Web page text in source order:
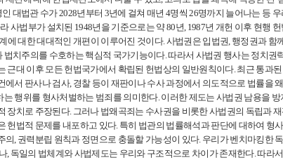
대법관 수가 2028년부터 3년에 걸쳐 매년 4명씩 26명까지 늘어나는 등
사법부가 설치된 1948년을 기준으로는 약 80년, 1987년 개헌 이후 현행
에 대한 대대적인 개편이 이루어진 것이다. 사법권은 입법권, 행정권과 함
치주의를 수호하는 핵심적 국가기능이다. 따라서 사법권 행사는 정치권
근대 이후 모든 헌법국가에서 확립된 헌법상의 일반원칙이다. 최근 통과된
에서 판사나 검사, 경찰 등이 재판이나 수사 과정에서 의도적으로 법률을
행위를 형사처벌하는 범죄를 의미한다. 이러한 제도는 사법권 남용을 방
장치로 주장된다. 그러나 법왜곡죄는 수사권을 비롯한 사법권의 독립과
헌법적 문제를 내포하고 있다. 특히 법관의 법률해석과 판단에 대하여 형
의, 권력분립 원칙과 정면으로 충돌할 가능성이 있다. 우리가 벤치마킹한
, 독일의 법체계와 사법제도는 우리와 구조적으로 차이가 존재한다. 따라